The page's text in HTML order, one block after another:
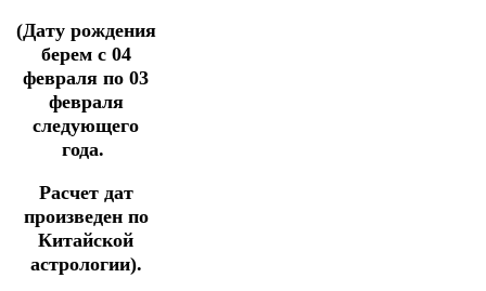
(Дату рождения
берем с 04
февраля по 03
февраля
следующего
года.
Расчет дат
произведен по
Китайской
астрологии).